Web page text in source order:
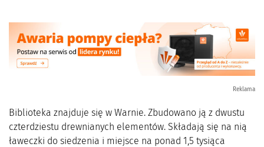
Reklama
Biblioteka znajduje się w Warnie. Zbudowano ją z dwustu
czterdziestu drewnianych elementów. Składają się na nią
ławeczki do siedzenia i miejsce na ponad 1,5 tysiąca